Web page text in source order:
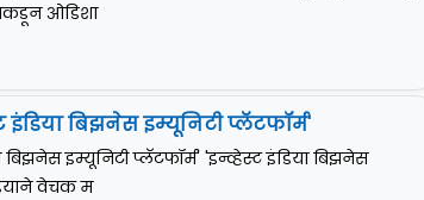
ओडिशा
बिझनेस इम्यूनिटी प्लॅटफॉर्म'
इम्यूनिटी प्लॅटफॉर्म' 'इन्व्हेस्ट इंडिया बिझनेस
वेचक म